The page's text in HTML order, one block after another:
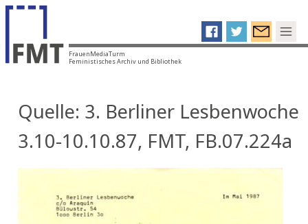
FrauenMediaTurm
Feministisches Archiv und Bibliothek
Quelle: 3. Berliner Lesbenwoche
3.10-10.10.87, FMT, FB.07.224a